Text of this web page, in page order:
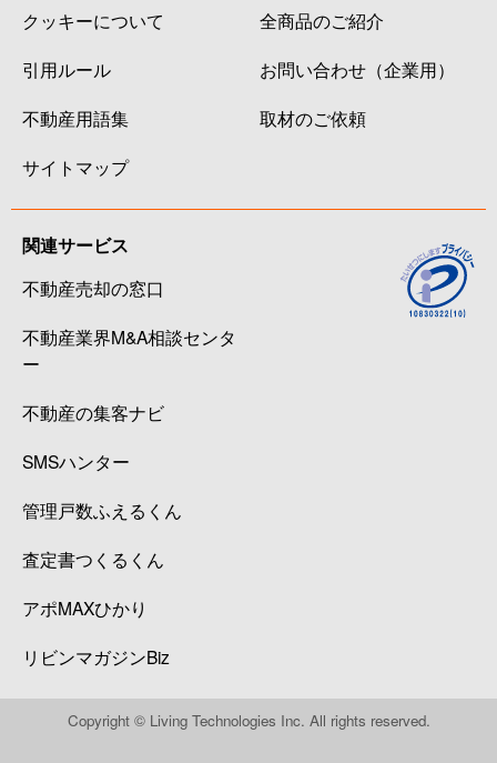
クッキーについて
引用ルール
不動産用語集
サイトマップ
全商品のご紹介
お問い合わせ（企業用）
取材のご依頼
関連サービス
不動産売却の窓口
不動産業界M&A相談センタ
ー
不動産の集客ナビ
SMSハンター
管理戸数ふえるくん
査定書つくるくん
アポMAXひかり
リビンマガジンBiz
Copyright © Living Technologies Inc. All rights reserved.